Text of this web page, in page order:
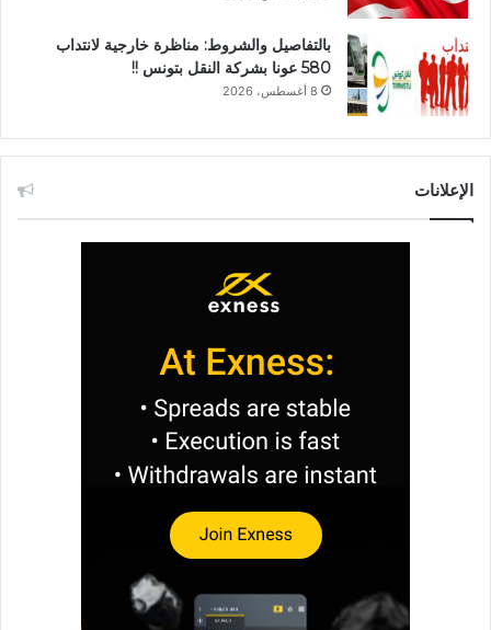
بالتفاصيل والشروط: مناظرة خارجية لانتداب
580 عونا بشركة النقل بتونس !!
8 أغسطس، 2026
الإعلانات